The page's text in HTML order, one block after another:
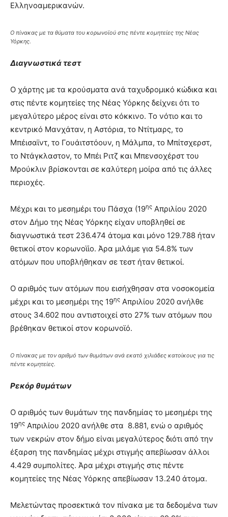
Ελληνοαμερικανών.
Ο πίνακας με τα θύματα του κορωνοϊού στις πέντε κομητείες της Νέας
Υόρκης.
Διαγνωστικά τεστ
O χάρτης με τα κρούσματα ανά ταχυδρομικό κώδικα και
στις πέντε κομητείες της Νέας Υόρκης δείχνει ότι το
μεγαλύτερο μέρος είναι στο κόκκινο. Το νότιο και το
κεντρικό Μανχάταν, η Αστόρια, το Ντίτμαρς, το
Μπέισαϊντ, το Γουάιτστόουν, η Μάλμπα, το Μπίτσχερστ,
το Ντάγκλαστον, το Μπέι Ριτζ και Μπενσοχέρστ του
Μρούκλιν βρίσκονται σε καλύτερη μοίρα από τις άλλες
περιοχές.
Μέχρι και το μεσημέρι του Πάσχα (19ης Απριλίου 2020
στον Δήμο της Νέας Υόρκης είχαν υποβληθεί σε
διαγνωστικά τεστ 236.474 άτομα και μόνο 129.788 ήταν
θετικοί στον κορωνοϊίο. Άρα μιλάμε για 54.8% των
ατόμων που υποβλήθηκαν σε τεστ ήταν θετικοί.
Ο αριθμός των ατόμων που εισήχθησαν στα νοσοκομεία
μέχρι και το μεσημέρι της 19ης Απριλίου 2020 ανήλθε
στους 34.602 που αντιστοιχεί στο 27% των ατόμων που
βρέθηκαν θετικοί στον κορωνοϊό.
Ο πίνακας με τον αριθμό των θυμάτων ανά εκατό χιλιάδες κατοίκους για τις
πέντε κομητείες.
Ρεκόρ θυμάτων
Ο αριθμός των θυμάτων της πανδημίας το μεσημέρι της
19ης Απριλίου 2020 ανήλθε στα 8.881, ενώ ο αριθμός
των νεκρών στον δήμο είναι μεγαλύτερος διότι από την
έξαρση της πανδημίας μέχρι στιγμής απεβίωσαν άλλοι
4.429 συμπολίτες. Άρα μέχρι στιγμής στις πέντε
κομητείες της Νέας Υόρκης απεβίωσαν 13.240 άτομα.
Μελετώντας προσεκτικά τον πίνακα με τα δεδομένα των